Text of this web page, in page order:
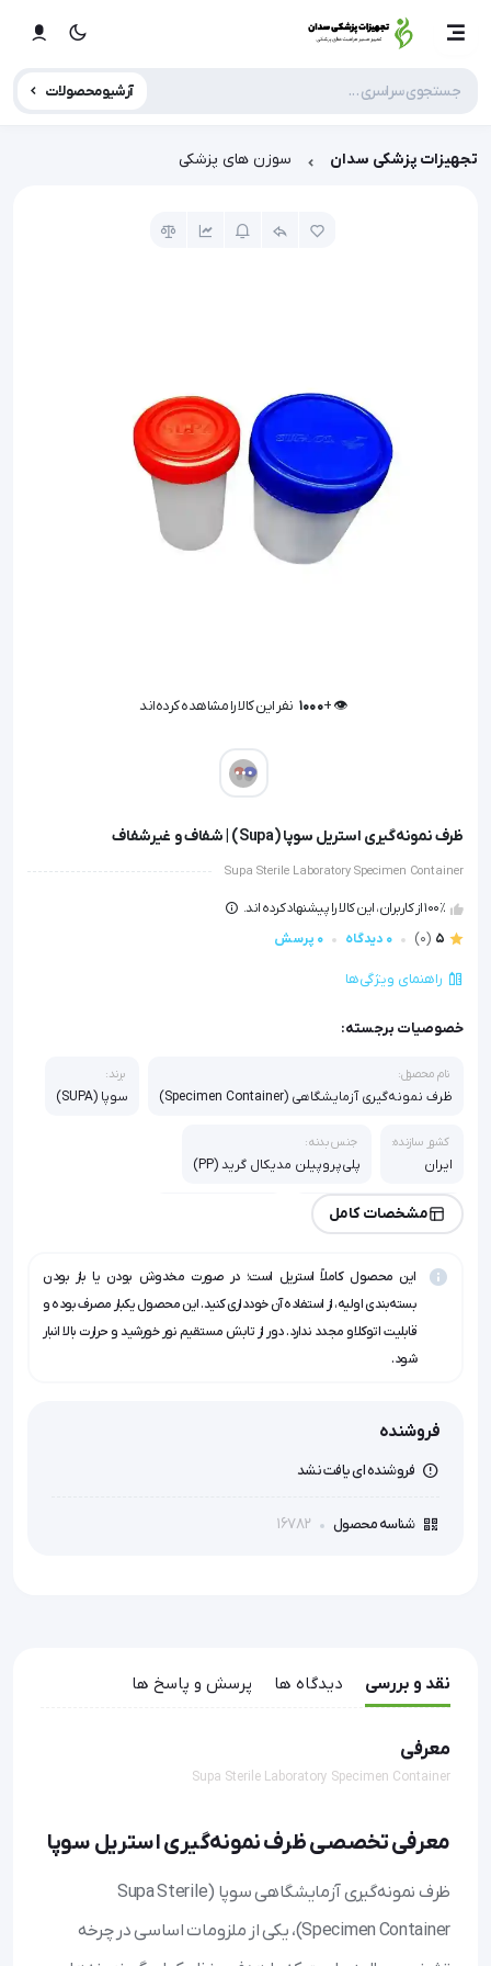
آرشیو محصولات
تجهیزات پزشکی سدان سوزن های پزشکی
👁️ +
1000 نفر این کالا را مشاهده کرده‌اند
ظرف نمونه‌گیری استریل سوپا (Supa) | شفاف و غیرشفاف
Supa Sterile Laboratory Specimen Container
100٪ از کاربران، این کالا را پیشنهاد کرده اند.
5
(0) 0 دیدگاه 0 پرسش
راهنمای ویژگی‌ها
خصوصیات برجسته:
نام محصول:
ظرف نمونه‌گیری آزمایشگاهی (Specimen Container)
برند:
سوپا (SUPA)
کشور سازنده:
ایران
جنس بدنه:
پلی‌پروپیلن مدیکال گرید (PP)
حجم:
60 میلی‌لیتر و 100 میلی‌لیتر
انواع:
شفاف (Transparent) و غیرشفاف/مات (Opaque)
جمع‌آوری نمونه ادرار، مدفوع، خلط و بافت‌های پاتولوژی
مشخصات کامل
این محصول کاملاً استریل است؛ در صورت مخدوش بودن یا باز بودن
بسته‌بندی اولیه، از استفاده آن خودداری کنید. این محصول یکبار مصرف بوده و
قابلیت اتوکلاو مجدد ندارد. دور از تابش مستقیم نور خورشید و حرارت بالا انبار
شود.
فروشنده
فروشنده ای یافت نشد
شناسه محصول 16782
نقد و بررسی دیدگاه ها پرسش و پاسخ ها
معرفی
Supa Sterile Laboratory Specimen Container
معرفی تخصصی ظرف نمونه‌گیری استریل سوپا
ظرف نمونه‌گیری آزمایشگاهی سوپا (Supa Sterile
Specimen Container)، یکی از ملزومات اساسی در چرخه